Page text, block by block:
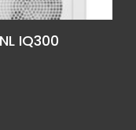
IQ300